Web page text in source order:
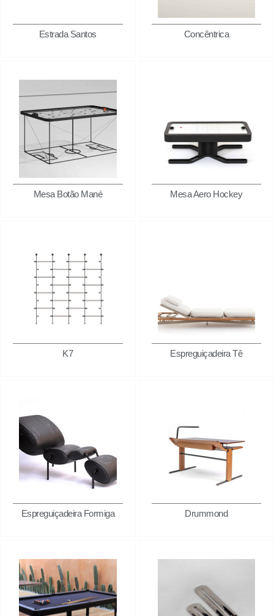
Estrada Santos Concêntrica
Mesa Botão Mané Mesa Aero Hockey
K7 Espreguiçadeira Tê
Espreguiçadeira Formiga Drummond